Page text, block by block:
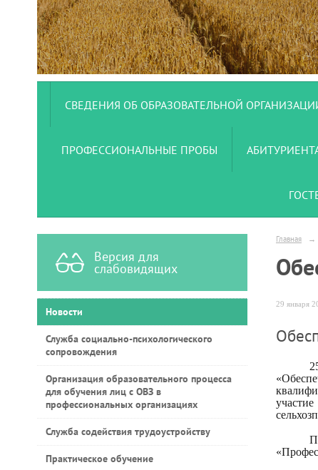
СВЕДЕНИЯ ОБ ОБРАЗОВАТЕЛЬНОЙ
ПРОФЕССИОНАЛЬНЫЕ ПРОБЫ
Версия для
слабовидящих
Новости
Служба социально-психологического
сопровождения
Организация образовательного процесса
для обучения лиц с ОВЗ в
профессиональных организациях
Служба содействия трудоустройству
Практическое обучение
Главная →
29 января